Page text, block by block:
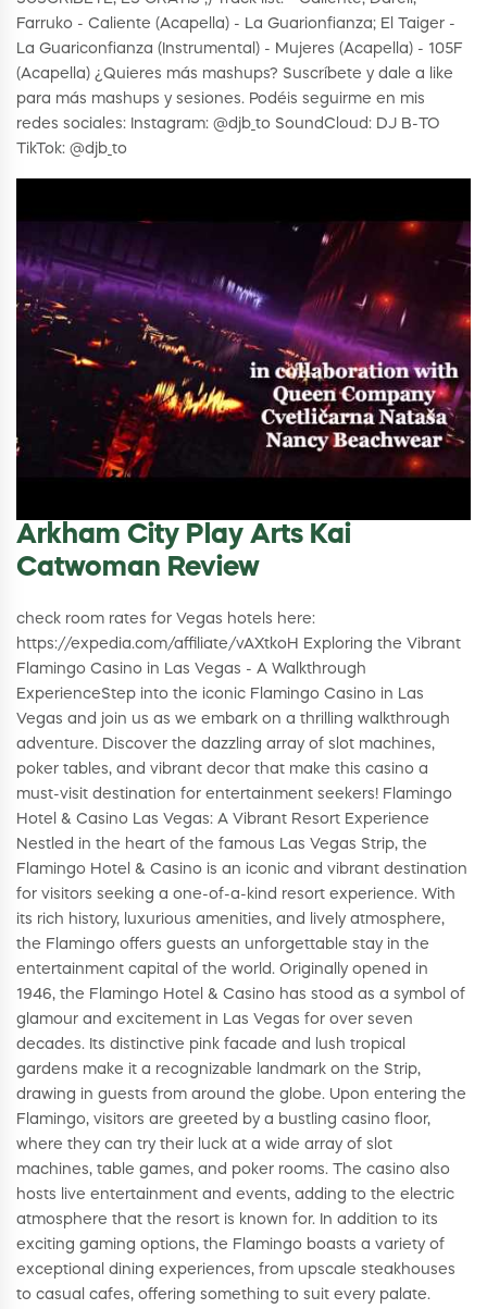
Farruko - Caliente (Acapella) - La Guarionfianza; El Taiger -
La Guariconfianza (Instrumental) - Mujeres (Acapella) - 105F
(Acapella) ¿Quieres más mashups? Suscríbete y dale a like
para más mashups y sesiones. Podéis seguirme en mis
redes sociales: Instagram: @djb_to SoundCloud: DJ B-TO
TikTok: @djb_to
Arkham City Play Arts Kai
Catwoman Review
check room rates for Vegas hotels here:
https://expedia.com/affiliate/vAXtkoH Exploring the Vibrant
Flamingo Casino in Las Vegas - A Walkthrough
ExperienceStep into the iconic Flamingo Casino in Las
Vegas and join us as we embark on a thrilling walkthrough
adventure. Discover the dazzling array of slot machines,
poker tables, and vibrant decor that make this casino a
must-visit destination for entertainment seekers! Flamingo
Hotel & Casino Las Vegas: A Vibrant Resort Experience
Nestled in the heart of the famous Las Vegas Strip, the
Flamingo Hotel & Casino is an iconic and vibrant destination
for visitors seeking a one-of-a-kind resort experience. With
its rich history, luxurious amenities, and lively atmosphere,
the Flamingo offers guests an unforgettable stay in the
entertainment capital of the world. Originally opened in
1946, the Flamingo Hotel & Casino has stood as a symbol of
glamour and excitement in Las Vegas for over seven
decades. Its distinctive pink facade and lush tropical
gardens make it a recognizable landmark on the Strip,
drawing in guests from around the globe. Upon entering the
Flamingo, visitors are greeted by a bustling casino floor,
where they can try their luck at a wide array of slot
machines, table games, and poker rooms. The casino also
hosts live entertainment and events, adding to the electric
atmosphere that the resort is known for. In addition to its
exciting gaming options, the Flamingo boasts a variety of
exceptional dining experiences, from upscale steakhouses
to casual cafes, offering something to suit every palate.